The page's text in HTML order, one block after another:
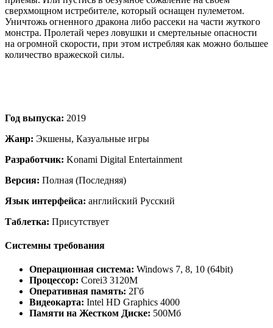
сверхмощном истребителе, который оснащен пулеметом.
Уничтожь огненного дракона либо рассеки на части жуткого
монстра. Пролетай через ловушки и смертельные опасности
на огромной скорости, при этом истребляя как можно большее
количество вражеской силы.
Год выпуска: 2019
Жанр: Экшены, Казуальные игры
Разработчик: Konami Digital Entertainment
Версия: Полная (Последняя)
Язык интерфейса: английский Русский
Таблетка: Присутствует
Системны требования
Операционная система: Windows 7, 8, 10 (64bit)
Процессор: Corei3 3120M
Оперативная память: 2Гб
Видеокарта: Intel HD Graphics 4000
Памяти на Жестком Диске: 500Мб